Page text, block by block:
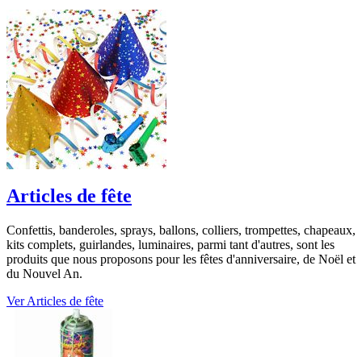
Articles de fête
Confettis, banderoles, sprays, ballons, colliers, trompettes, chapeaux,
kits complets, guirlandes, luminaires, parmi tant d'autres, sont les
produits que nous proposons pour les fêtes d'anniversaire, de Noël et
du Nouvel An.
Ver Articles de fête